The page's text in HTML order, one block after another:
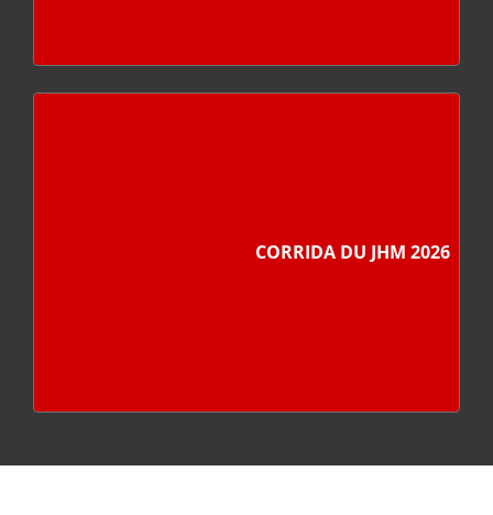
CORRIDA DU JHM 2026